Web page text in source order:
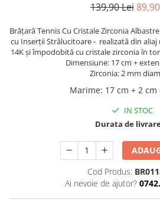
139,90 Lei
Brățară Tennis Cu Cristale Zirconia
cu Inserții Strălucitoare - realizată din
14K și împodobită cu cristale zirconia în
Dimensiune: 17 cm +
Zirconia: 2 mm
Marime: 17 cm + 2
IN STOC
Durata de
Cod Produs:
Ai nevoie de ajutor?